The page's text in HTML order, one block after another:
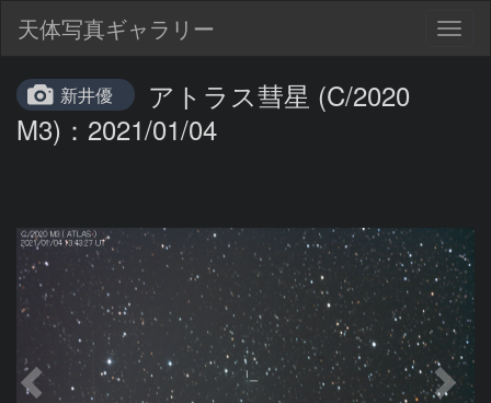
天体写真ギャラリー
新井優
アトラス彗星 (C/2020
M3)：2021/01/04